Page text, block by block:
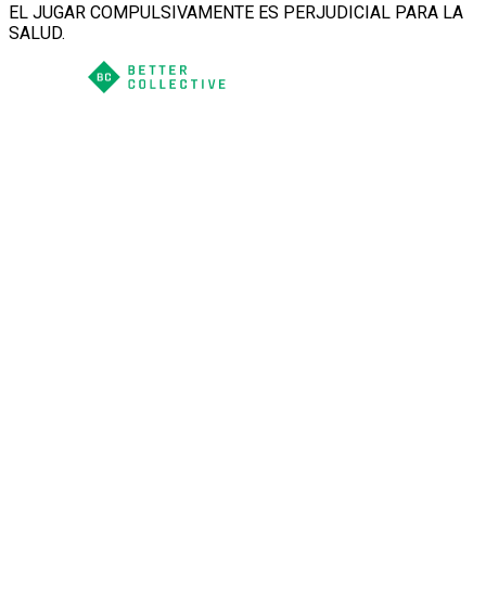
EL JUGAR COMPULSIVAMENTE ES PERJUDICIAL PARA LA
SALUD.